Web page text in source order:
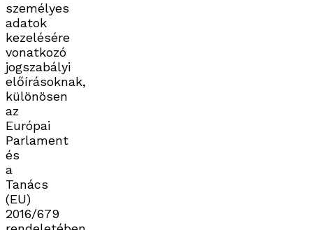
személyes
adatok
kezelésére
vonatkozó
jogszabályi
előírásoknak,
különösen
az
Európai
Parlament
és
a
Tanács
(EU)
2016/679